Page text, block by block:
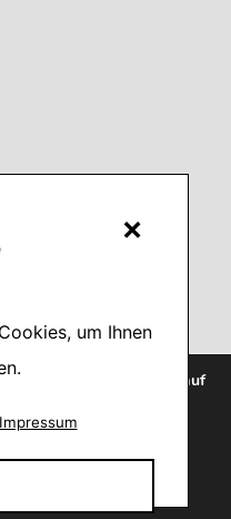
×
um Ihnen
Impressum
bestmögliche Erfahrung auf
we are using or